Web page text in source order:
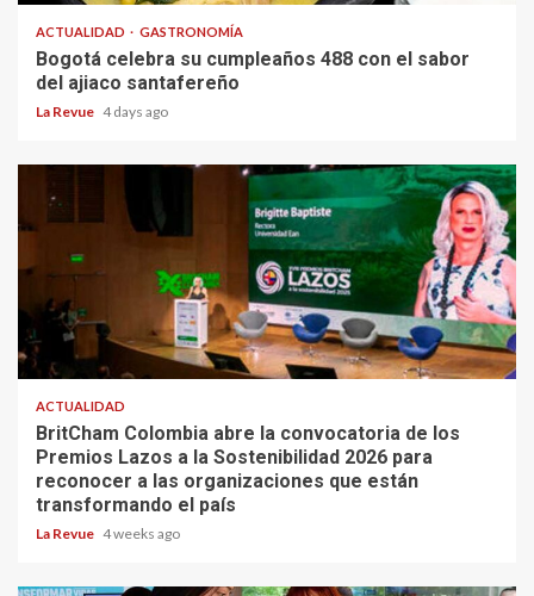
ACTUALIDAD GASTRONOMÍA
Bogotá celebra su cumpleaños 488 con el sabor
del ajiaco santafereño
La Revue 4 days ago
ACTUALIDAD
BritCham Colombia abre la convocatoria de los
Premios Lazos a la Sostenibilidad 2026 para
reconocer a las organizaciones que están
transformando el país
La Revue 4 weeks ago